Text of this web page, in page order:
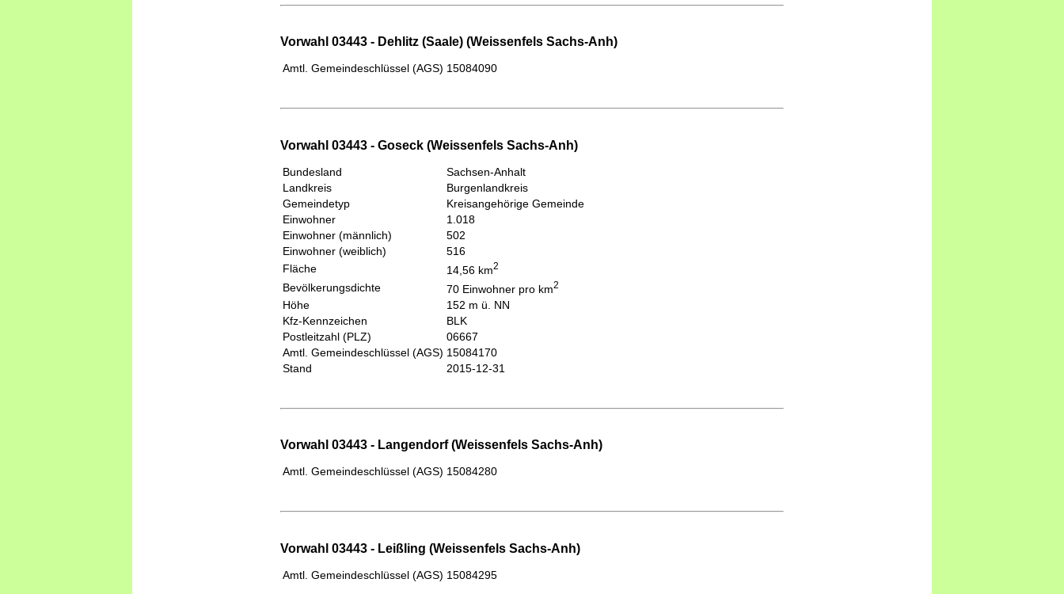
Vorwahl 03443 - Dehlitz (Saale) (Weissenfels Sachs-Anh)
Amtl. Gemeindeschlüssel (AGS) 15084090
Vorwahl 03443 - Goseck (Weissenfels Sachs-Anh)
Bundesland
Sachsen-Anhalt
Landkreis
Burgenlandkreis
Gemeindetyp
Kreisangehörige Gemeinde
Einwohner
1.018
Einwohner (männlich)
502
Einwohner (weiblich)
516
Fläche
14,56 km2
Bevölkerungsdichte 70 Einwohner pro km2
Höhe
152 m ü. NN
Kfz-Kennzeichen
BLK
Postleitzahl (PLZ)
06667
Amtl. Gemeindeschlüssel (AGS) 15084170
Stand
2015-12-31
Vorwahl 03443 - Langendorf (Weissenfels Sachs-Anh)
Amtl. Gemeindeschlüssel (AGS) 15084280
Vorwahl 03443 - Leißling (Weissenfels Sachs-Anh)
Amtl. Gemeindeschlüssel (AGS) 15084295